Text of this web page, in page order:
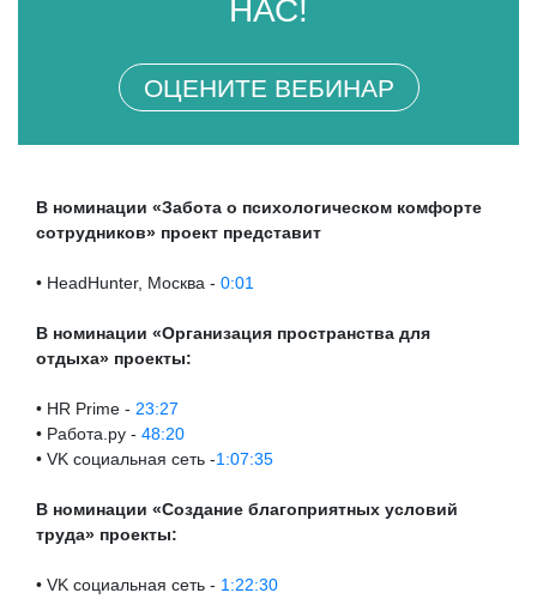
НАС!
ОЦЕНИТЕ ВЕБИНАР
В номинации «Забота о психологическом комфорте
сотрудников» проект представит
• HeadHunter, Москва - 0:01
В номинации «Организация пространства для
отдыха» проекты:
• HR Prime - 23:27
• Работа.ру - 48:20
• VK cоциальная сеть -1:07:35
В номинации «Создание благоприятных условий
труда» проекты:
• VK социальная сеть - 1:22:30